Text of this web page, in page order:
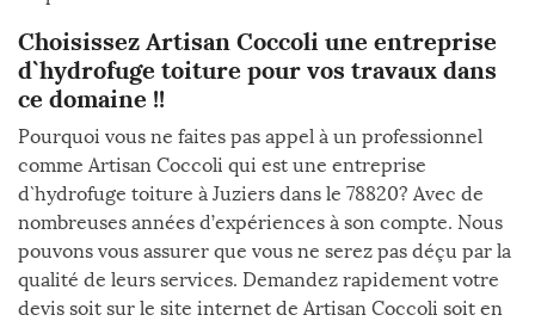
Choisissez Artisan Coccoli une entreprise
d`hydrofuge toiture pour vos travaux dans
ce domaine !!
Pourquoi vous ne faites pas appel à un professionnel
comme Artisan Coccoli qui est une entreprise
d`hydrofuge toiture à Juziers dans le 78820? Avec de
nombreuses années d’expériences à son compte. Nous
pouvons vous assurer que vous ne serez pas déçu par la
qualité de leurs services. Demandez rapidement votre
devis soit sur le site internet de Artisan Coccoli soit en